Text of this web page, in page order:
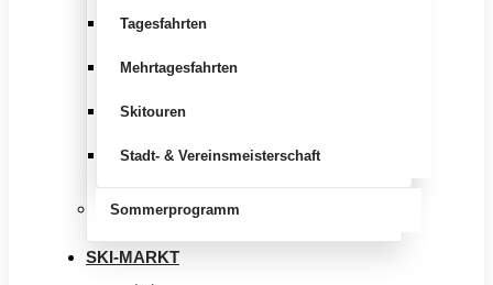
Tagesfahrten
Mehrtagesfahrten
Skitouren
Stadt- & Vereinsmeisterschaft
Sommerprogramm
SKI-MARKT